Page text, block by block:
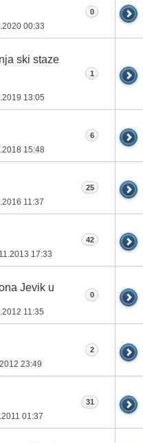
00:33
0
ski staze
13:05
1
15:48
6
11:37
25
17:33
42
Jevik u
11:35
0
23:49
2
01:37
31